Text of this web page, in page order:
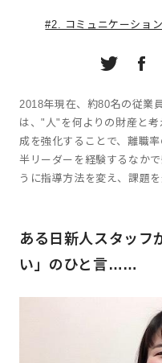
#2. コミュニケーショ
2018年現在、約80名の従業
は、"人"を何よりの財産と
成を強化することで、離職
半リーダーを経験するなか
うに指導方法を変え、課題
ある日新人スタッフ
い」のひと言……